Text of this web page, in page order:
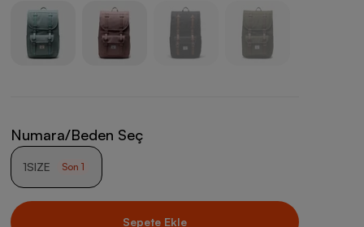
Numara/Beden Seç
1SIZE Son1
Sepete Ekle